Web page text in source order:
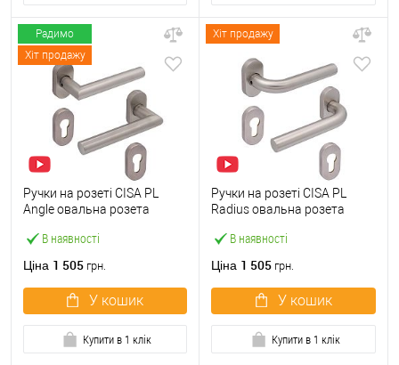
Радимо
Хіт продажу
В наявності
Ручки на розеті CISA PL
Angle овальна розета
Ціна 1 505 грн.
У кошик
Купити в 1 клік
Хіт продажу
В наявності
Ручки на розеті CISA PL
Radius овальна розета
Ціна 1 505 грн.
У кошик
Купити в 1 клік